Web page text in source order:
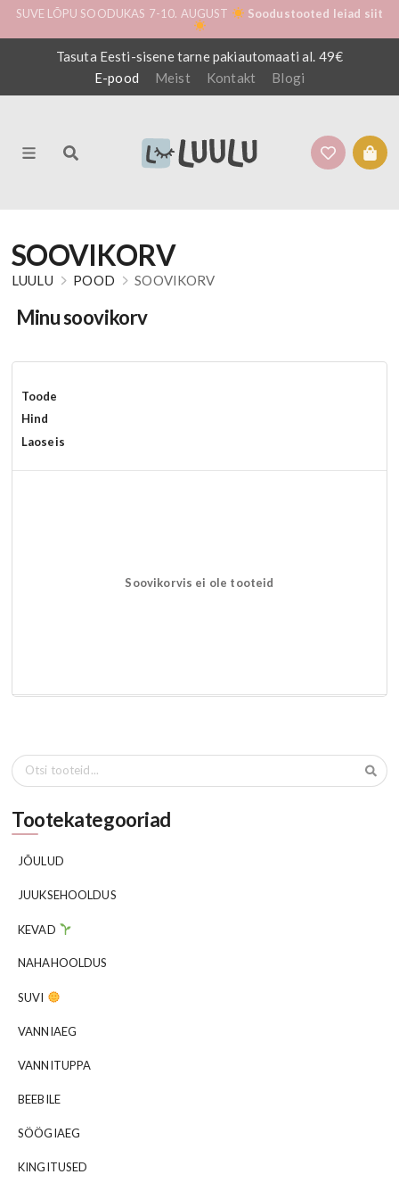
SUVE LÕPU SOODUKAS 7-10. AUGUST Soodustooted leiad siit
Tasuta Eesti-sisene tarne pakiautomaati al. 49€
E-pood
Meist Kontakt Blogi
Otsi
Tootekategooriad
JÕULUD
JUUKSEHOOLDUS
KEVAD
NAHAHOOLDUS
SUVI
VANNIAEG
VANNITUPPA
BEEBILE
SÖÖGIAEG
KINGITUSED
SOOVIKORV
LUULU POOD SOOVIKORV
Minu soovikorv
Toode
Hind
Laoseis
Soovikorvis ei ole tooteid